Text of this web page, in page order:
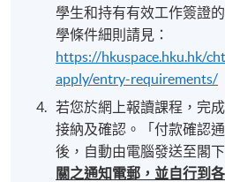
學生和持有有效工作簽證
學條件細則請見：
https://hkuspace.hku.hk/
apply/entry-requirements/
若您於網上報讀課程，完
接納及確認。「付款確認
後，自動由電腦發送至閣
關之通知電郵，並自行到